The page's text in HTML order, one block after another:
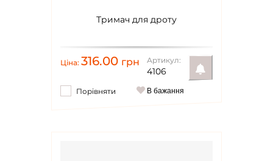
Тримач для дроту
Ціна: 316.00 грн Артикул:
4106
Порівняти В бажання